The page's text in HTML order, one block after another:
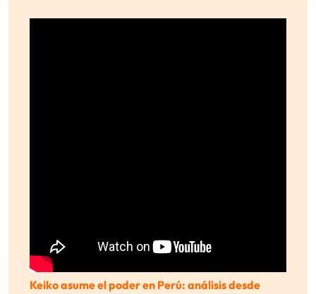
Keiko asume el poder en Perú: análisis desde